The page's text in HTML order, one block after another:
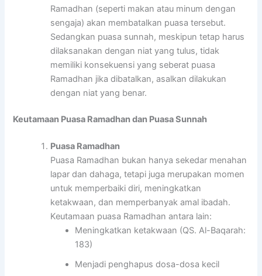
Ramadhan (seperti makan atau minum dengan
sengaja) akan membatalkan puasa tersebut.
Sedangkan puasa sunnah, meskipun tetap harus
dilaksanakan dengan niat yang tulus, tidak
memiliki konsekuensi yang seberat puasa
Ramadhan jika dibatalkan, asalkan dilakukan
dengan niat yang benar.
Keutamaan Puasa Ramadhan dan Puasa Sunnah
Puasa Ramadhan
Puasa Ramadhan bukan hanya sekedar menahan
lapar dan dahaga, tetapi juga merupakan momen
untuk memperbaiki diri, meningkatkan
ketakwaan, dan memperbanyak amal ibadah.
Keutamaan puasa Ramadhan antara lain:
Meningkatkan ketakwaan (QS. Al-Baqarah:
183)
Menjadi penghapus dosa-dosa kecil